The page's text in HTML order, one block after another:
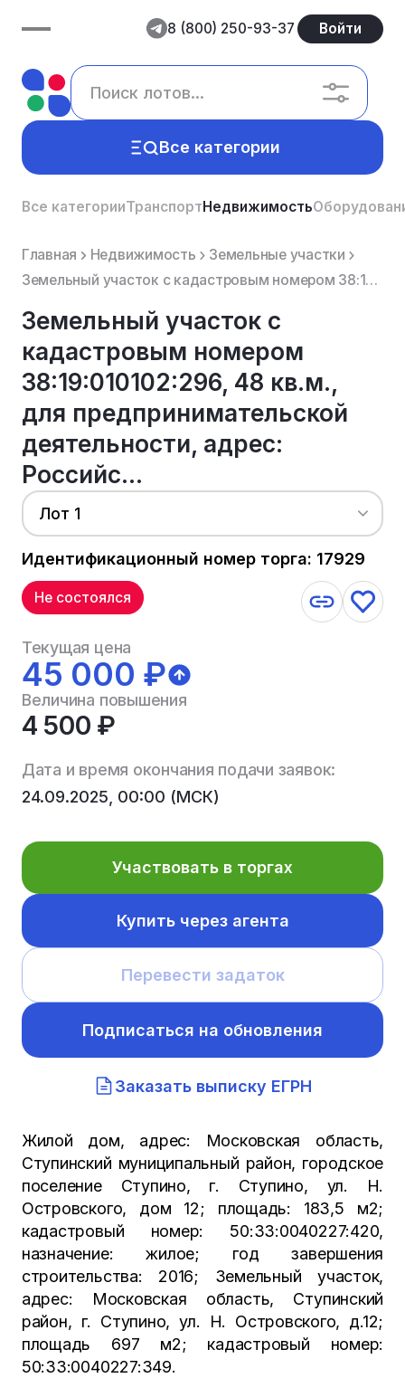
8 (800) 250-93-37 Войти
Все категории
Все категорииТранспортНедвижимость
Главная Недвижимость
Земельные участки
Земельный участок с кадастровым номером 38:19:010102:296, 48 кв.м., для предпринимательской деятельн...
Земельный участок с
кадастровым номером
38:19:010102:296, 48 кв.м.,
для предпринимательской
деятельности, адрес:
Российс...
Лот 1
Идентификационный номер торга: 17929
Не состоялся
Текущая цена
45 000 ₽
Величина повышения
4 500 ₽
Дата и время окончания подачи заявок:
24.09.2025, 00:00 (МСК)
Участвовать в торгах
Купить через агента
Перевести задаток
Подписаться на обновления
Заказать выписку ЕГРН
Жилой дом, адрес: Московская область,
Ступинский муниципальный район, городское
поселение Ступино, г. Ступино, ул. Н.
Островского, дом 12; площадь: 183,5 м2;
кадастровый номер: 50:33:0040227:420,
назначение: жилое; год завершения
строительства: 2016; Земельный участок,
адрес: Московская область, Ступинский
район, г. Ступино, ул. Н. Островского, д.12;
площадь 697 м2; кадастровый номер:
50:33:0040227:349.